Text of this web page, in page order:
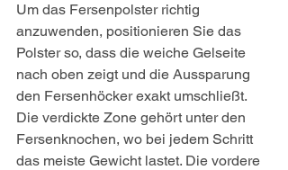
Um das Fersenpolster richtig
anzuwenden, positionieren Sie das
Polster so, dass die weiche Gelseite
nach oben zeigt und die Aussparung
den Fersenhöcker exakt umschließt.
Die verdickte Zone gehört unter den
Fersenknochen, wo bei jedem Schritt
das meiste Gewicht lastet. Die vordere